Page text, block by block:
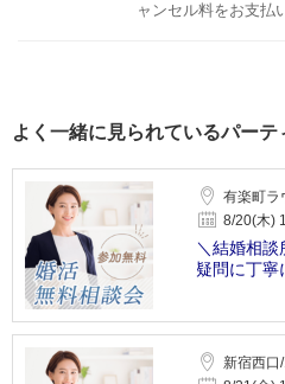
ャンセル料をお支払
よく一緒に見られているパーテ
有楽町ラ
8/20(木)
＼結婚相
疑問に丁寧
新宿西口